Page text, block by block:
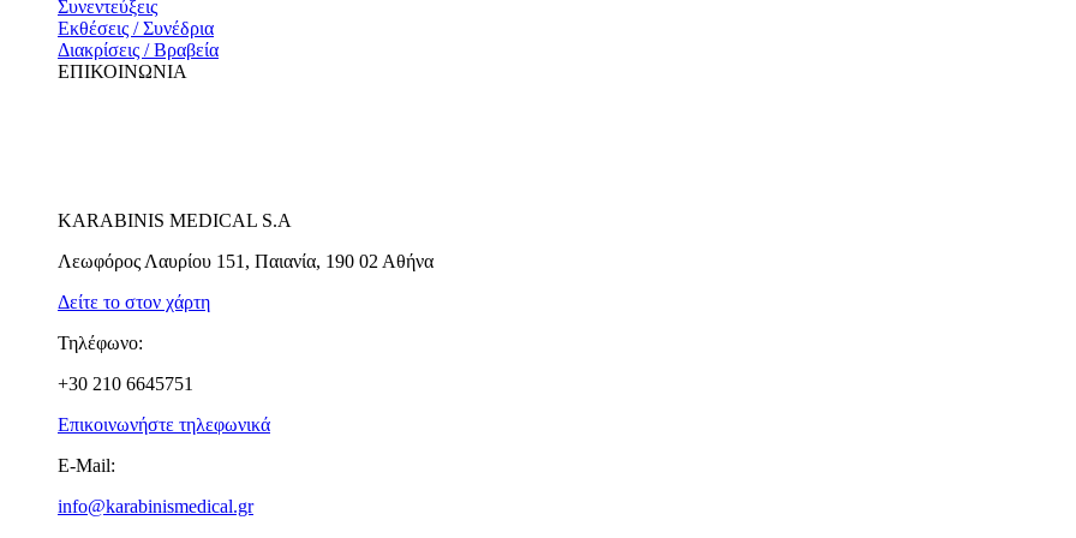
Συνεντεύξεις
Εκθέσεις / Συνέδρια
Διακρίσεις / Βραβεία
ΕΠΙΚΟΙΝΩΝΙΑ
KARABINIS MEDICAL S.A
Λεωφόρος Λαυρίου 151, Παιανία, 190 02 Αθήνα
Δείτε το στον χάρτη
Τηλέφωνο:
+30 210 6645751
Επικοινωνήστε τηλεφωνικά
E-Mail:
info@karabinismedical.gr